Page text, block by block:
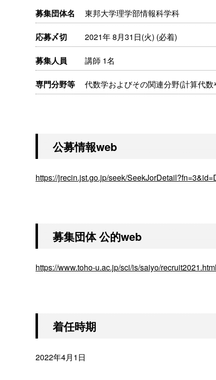
募集団体名 東邦大学理学部情報科学科
応募〆切 2021年 8月31日(火) (必着)
募集人員 講師 1名
専門分野等 代数学およびその関連分野(計算代
公募情報web
https://jrecin.jst.go.jp/seek/
募集団体 公的web
https://www.toho-u.ac.jp/sci/is/saiyo/recruit2021.html
着任時期
2022年4月1日